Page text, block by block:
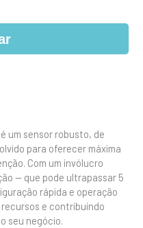
é um sensor robusto, de
para oferecer máxima
Com um invólucro
— que pode ultrapassar 5
rápida e operação
e contribuindo
seu negócio.